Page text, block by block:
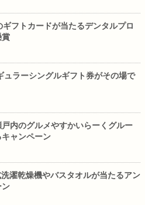
フトカードが当たるデンタルプロ
賞
ュラーシングルギフト券がその場で
戸内のグルメやすかいらーくグルー
ャンペーン
濯乾燥機やバスタオルが当たるアン
ン